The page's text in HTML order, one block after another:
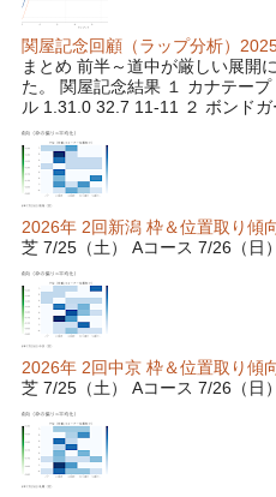
関屋記念回顧（ラップ分析）
まとめ 前半～道中が厳しい展開
た。 関屋記念結果 １ カナテー
ル 1.31.0 32.7 11-11 ２ ボンド
2026年 2回新潟 枠＆位置取り傾
芝 7/25（土） Aコース 7/26（日
2026年 2回中京 枠＆位置取り傾
芝 7/25（土） Aコース 7/26（日